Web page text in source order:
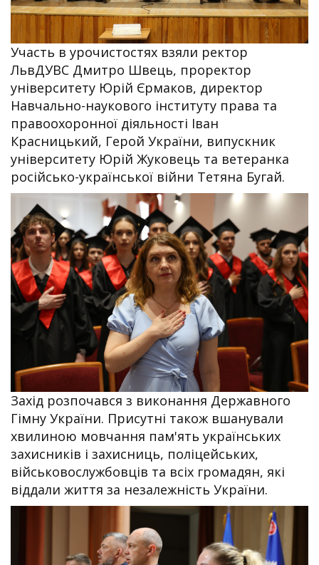
Участь в урочистостях взяли ректор
ЛьвДУВС Дмитро Швець, проректор
університету Юрій Єрмаков, директор
Навчально-наукового інституту права та
правоохоронної діяльності Іван
Красницький, Герой України, випускник
університету Юрій Жуковець та ветеранка
російсько-української війни Тетяна Бугай.
Захід розпочався з виконання Державного
Гімну України. Присутні також вшанували
хвилиною мовчання пам'ять українських
захисників і захисниць, поліцейських,
військовослужбовців та всіх громадян, які
віддали життя за незалежність України.